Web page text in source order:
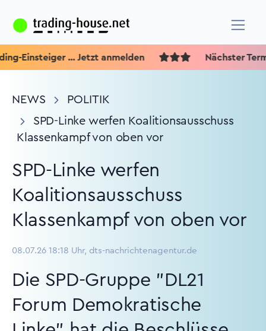
Einsteiger ... Jetzt anmelden Nächster Termin
NEWS
POLITIK
SPD-Linke werfen Koalitionsausschuss
Klassenkampf von oben vor
SPD-Linke werfen
Koalitionsausschuss
Klassenkampf von oben vor
08.07.26 18:18 Uhr, dts-nachrichtenagentur.de
Die SPD-Gruppe "DL21
Forum Demokratische